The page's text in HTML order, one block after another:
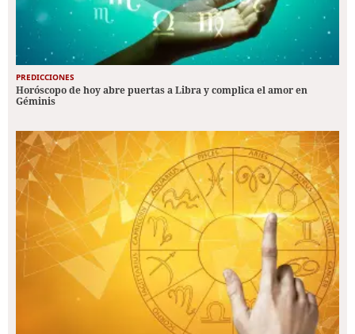
PREDICCIONES
Horóscopo de hoy abre puertas a Libra y complica el amor en
Géminis